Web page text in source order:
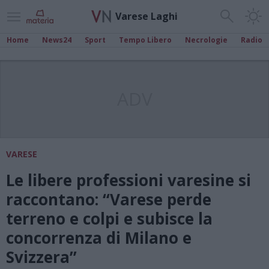
Varese Laghi
Home News24 Sport Tempo Libero Necrologie Radio
VARESE
Le libere professioni varesine si
raccontano: “Varese perde
terreno e colpi e subisce la
concorrenza di Milano e
Svizzera”